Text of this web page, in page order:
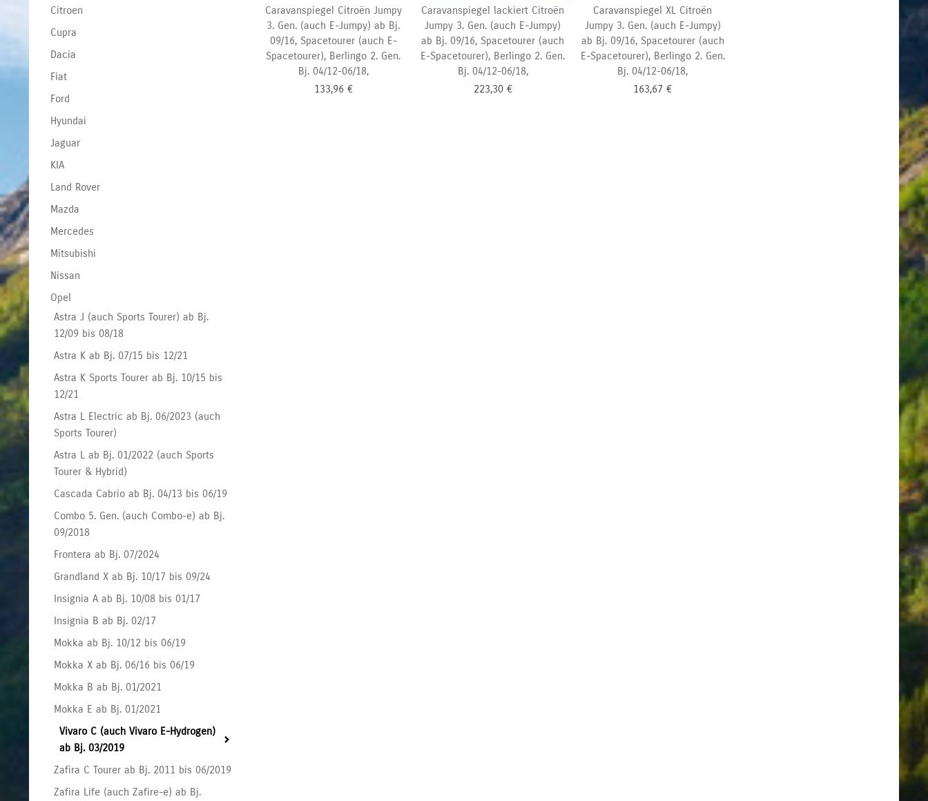
Citroen
Cupra
Dacia
Fiat
Ford
Hyundai
Jaguar
KIA
Land Rover
Mazda
Mercedes
Mitsubishi
Nissan
Opel
Astra J (auch Sports Tourer) ab Bj.
12/09 bis 08/18
Astra K ab Bj. 07/15 bis 12/21
Astra K Sports Tourer ab Bj. 10/15 bis
12/21
Astra L Electric ab Bj. 06/2023 (auch
Sports Tourer)
Astra L ab Bj. 01/2022 (auch Sports
Tourer & Hybrid)
Cascada Cabrio ab Bj. 04/13 bis 06/19
Combo 5. Gen. (auch Combo-e) ab Bj.
09/2018
Frontera ab Bj. 07/2024
Grandland X ab Bj. 10/17 bis 09/24
Insignia A ab Bj. 10/08 bis 01/17
Insignia B ab Bj. 02/17
Mokka ab Bj. 10/12 bis 06/19
Mokka X ab Bj. 06/16 bis 06/19
Mokka B ab Bj. 01/2021
Mokka E ab Bj. 01/2021
Vivaro C (auch Vivaro E-Hydrogen)
ab Bj. 03/2019
Zafira C Tourer ab Bj. 2011 bis 06/2019
Zafira Life (auch Zafire-e) ab Bj.
Caravanspiegel Citroën Jumpy
3. Gen. (auch E-Jumpy) ab Bj.
09/16, Spacetourer (auch E-
Spacetourer), Berlingo 2. Gen.
Bj. 04/12-06/18,
133,96 €
Caravanspiegel lackiert Citroën
Jumpy 3. Gen. (auch E-Jumpy)
ab Bj. 09/16, Spacetourer (auch
E-Spacetourer), Berlingo 2. Gen.
Bj. 04/12-06/18,
223,30€
Caravanspiegel XL Citroën
Jumpy 3. Gen. (auch E-Jumpy)
ab Bj. 09/16, Spacetourer (auch
E-Spacetourer), Berlingo 2. Gen.
Bj. 04/12-06/18,
163,67 €